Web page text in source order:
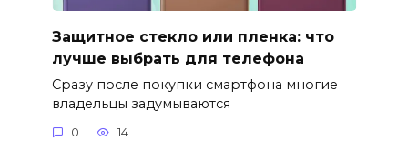
Защитное стекло или пленка: что
лучше выбрать для телефона
Сразу после покупки смартфона многие
владельцы задумываются
0 14